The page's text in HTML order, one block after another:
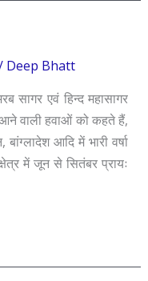
Deep Bhatt
सागर एवं हिन्द महासागर
वाली हवाओं को कहते हैं,
बांग्लादेश आदि में भारी वर्षा
में जून से सितंबर प्रायः